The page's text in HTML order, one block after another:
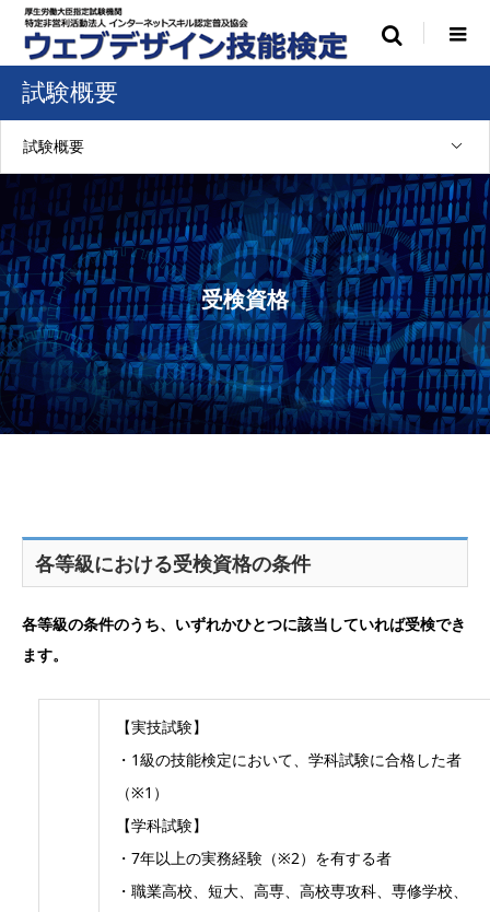
試験概要
試験概要
受検資格
各等級における受検資格の条件
各等級の条件のうち、いずれかひとつに該当していれば受検でき
ます。
【実技試験】
・1級の技能検定において、学科試験に合格した者
（※1）
【学科試験】
・7年以上の実務経験（※2）を有する者
・職業高校、短大、高専、高校専攻科、専修学校、